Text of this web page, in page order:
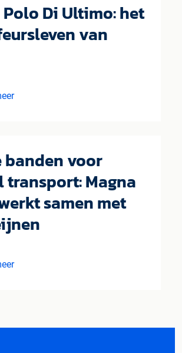
Di Ultimo: het
van
banden voor
transport: Magna
samen met